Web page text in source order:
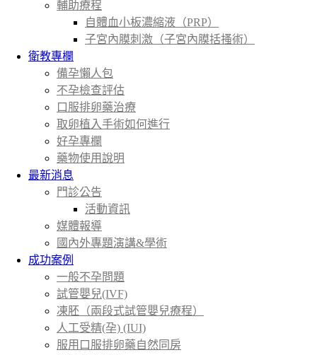
輔助療程
自體血小板濃縮液（PRP）
子宮內膜刺激（子宮內膜括搔術）
衛教專欄
備孕懶人包
不孕檢查評估
口服排卵藥治療
取卵植入手術如何進行
好孕專欄
藥物使用說明
最新消息
門診公告
活動資訊
媒體報導
國內外專題演講&學術
成功案例
一般不孕問題
試管嬰兒(IVF)
凍胚（兩段式試管嬰兒療程）
人工受精(孕) (IUI)
服用口服排卵藥自然同房